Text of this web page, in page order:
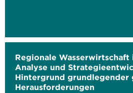
Regionale Wasserwirtschaft
Analyse und
Hintergrund grundlegender
Herausforderungen